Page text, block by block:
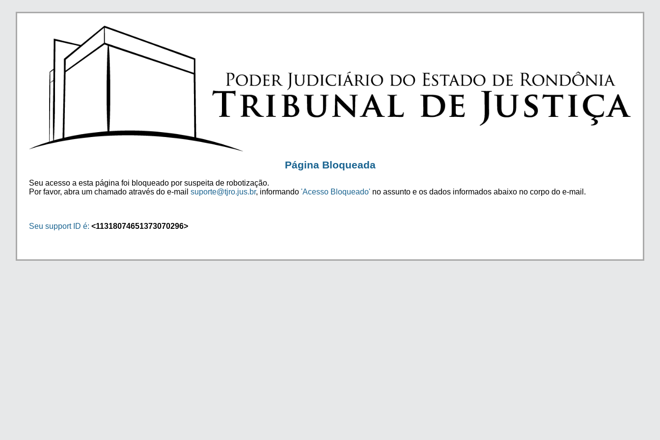
Página Bloqueada
Seu acesso a esta página foi bloqueado por suspeita de robotização.
Por favor, abra um chamado através do e-mail suporte@tjro.jus.br, informando 'Acesso Bloqueado' no assunto e os dados informados abaixo no corpo do e-mail.
Seu support ID é: <11318074651373070296>